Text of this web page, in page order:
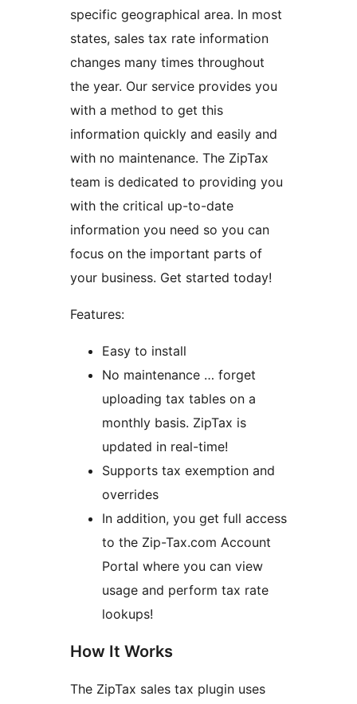
specific geographical area. In most
states, sales tax rate information
changes many times throughout
the year. Our service provides you
with a method to get this
information quickly and easily and
with no maintenance. The ZipTax
team is dedicated to providing you
with the critical up-to-date
information you need so you can
focus on the important parts of
your business. Get started today!
Features:
Easy to install
No maintenance … forget
uploading tax tables on a
monthly basis. ZipTax is
updated in real-time!
Supports tax exemption and
overrides
In addition, you get full access
to the Zip-Tax.com Account
Portal where you can view
usage and perform tax rate
lookups!
How It Works
The ZipTax sales tax plugin uses